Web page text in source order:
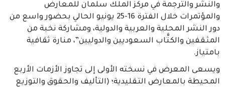
والنشر والترجمة في مركز الملك سلمان للمعارض
والمؤتمرات خلال الفترة 16-25 يونيو الحالي بحضور واسع من
دور النشر المحلية والعربية والدولية، ومشاركة نخبة من
المثقفين والكتَّاب السعوديين والدوليين”، منارة ثقافية
بامتياز.
ويسعى المعرض في نسخته الأولى إلى تجاوز الأزمات الأربع
المحيطة بالمعارض التقليدية؛ (التأليف والحقوق والتوزيع